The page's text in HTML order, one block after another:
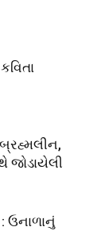
બ્રહ્મલીન,
જોડાયેલી
ઉનાળાનું